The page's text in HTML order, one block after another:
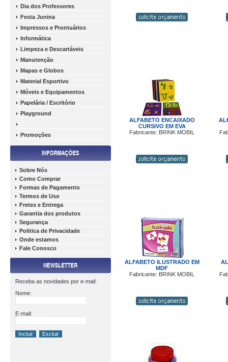
Dia dos Professores
Festa Junina
Impressos e Prontuários
Informática
Limpeza e Descartáveis
Manutenção
Mapas e Globos
Material Esportivo
Móveis e Equipamentos
Papelária / Escritório
Playground
Promoções
Sobre Nós
Como Comprar
Formas de Pagamento
Termos de Uso
Fretes e Entrega
Garantia dos produtos
Segurança
Politica de Privacidade
Onde estamos
Fale Conosco
Receba as novidades por e-mail:
Nome:
E-mail:
ALFABETO ENCAIXADO
CURSIVO EM EVA
Fabricante: BRINK MOBIL
ALFABETO ILUSTRADO EM
MDF
Fabricante: BRINK MOBIL